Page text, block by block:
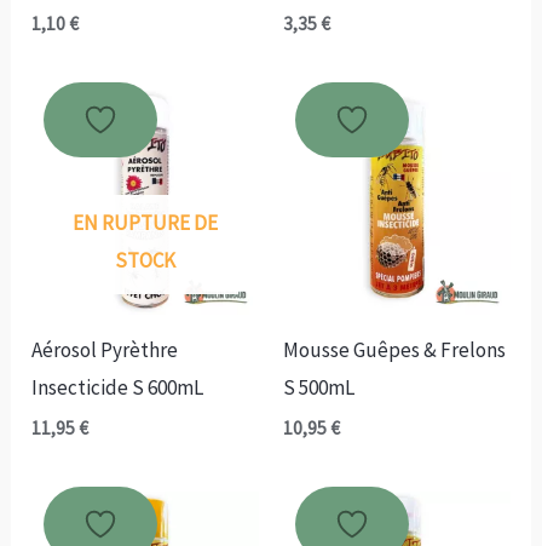
1,10€ 3,35€
EN RUPTURE DE
STOCK
Aérosol Pyrèthre
Insecticide S 600mL
11,95€
Mousse Guêpes & Frelons
S 500mL
10,95€